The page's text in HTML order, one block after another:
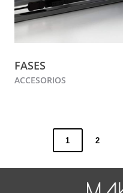
FASES
ACCESORIOS
1 2